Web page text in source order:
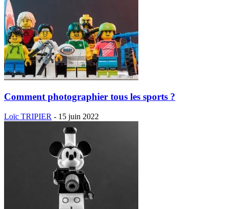
Comment photographier tous les sports ?
Loïc TRIPIER - 15 juin 2022